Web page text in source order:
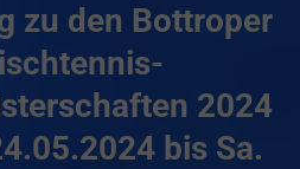
zu den Bottroper
2024
bis Sa.